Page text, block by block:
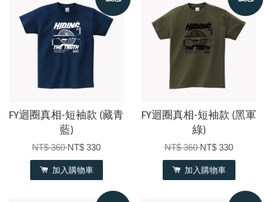
FY迴圈真相-短袖款 (藏青
藍)
NT$ 360NT$ 330
加入購物車
FY迴圈真相-短袖款 (黑軍
綠)
NT$ 360NT$ 330
加入購物車